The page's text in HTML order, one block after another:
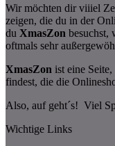
Wir möchten dir viiiel
zeigen, die du in der
du XmasZon besuchst,
oftmals sehr
XmasZon ist eine
findest, die die
Also, auf geht´s! Viel
Wichtige Links